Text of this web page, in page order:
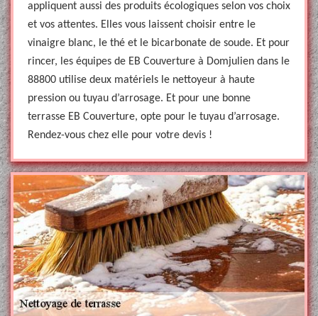
appliquent aussi des produits écologiques selon vos choix
et vos attentes. Elles vous laissent choisir entre le
vinaigre blanc, le thé et le bicarbonate de soude. Et pour
rincer, les équipes de EB Couverture à Domjulien dans le
88800 utilise deux matériels le nettoyeur à haute
pression ou tuyau d’arrosage. Et pour une bonne
terrasse EB Couverture, opte pour le tuyau d’arrosage.
Rendez-vous chez elle pour votre devis !